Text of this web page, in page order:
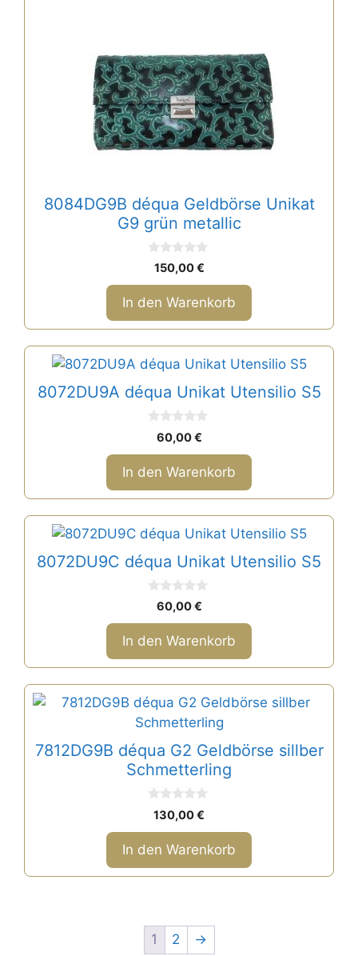
8084DG9B déqua Geldbörse Unikat
G9 grün metallic
o
n
5
150,00€
In den Warenkorb
8072DU9A déqua Unikat Utensilio S5
o
n
5
60,00€
In den Warenkorb
8072DU9C déqua Unikat Utensilio S5
o
n
5
60,00€
In den Warenkorb
7812DG9B déqua G2 Geldbörse sillber
Schmetterling
0
o
n
5
130,00€
In den Warenkorb
1 2 →